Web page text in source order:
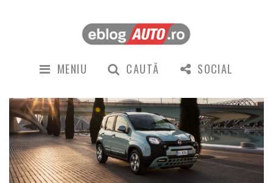
MENIU CAUTĂ SOCIAL